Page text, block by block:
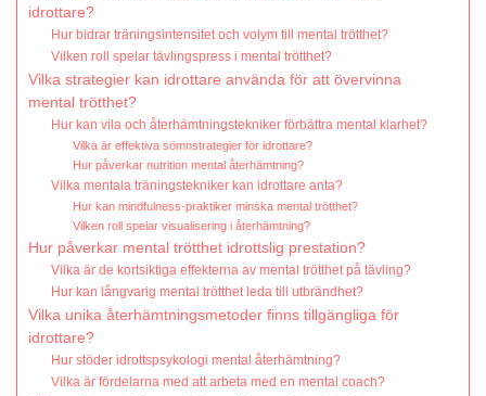
idrottare?
Hur bidrar träningsintensitet och volym till mental trötthet?
Vilken roll spelar tävlingspress i mental trötthet?
Vilka strategier kan idrottare använda för att övervinna
mental trötthet?
Hur kan vila och återhämtningstekniker förbättra mental klarhet?
Vilka är effektiva sömnstrategier för idrottare?
Hur påverkar nutrition mental återhämtning?
Vilka mentala träningstekniker kan idrottare anta?
Hur kan mindfulness-praktiker minska mental trötthet?
Vilken roll spelar visualisering i återhämtning?
Hur påverkar mental trötthet idrottslig prestation?
Vilka är de kortsiktiga effekterna av mental trötthet på tävling?
Hur kan långvarig mental trötthet leda till utbrändhet?
Vilka unika återhämtningsmetoder finns tillgängliga för
idrottare?
Hur stöder idrottspsykologi mental återhämtning?
Vilka är fördelarna med att arbeta med en mental coach?